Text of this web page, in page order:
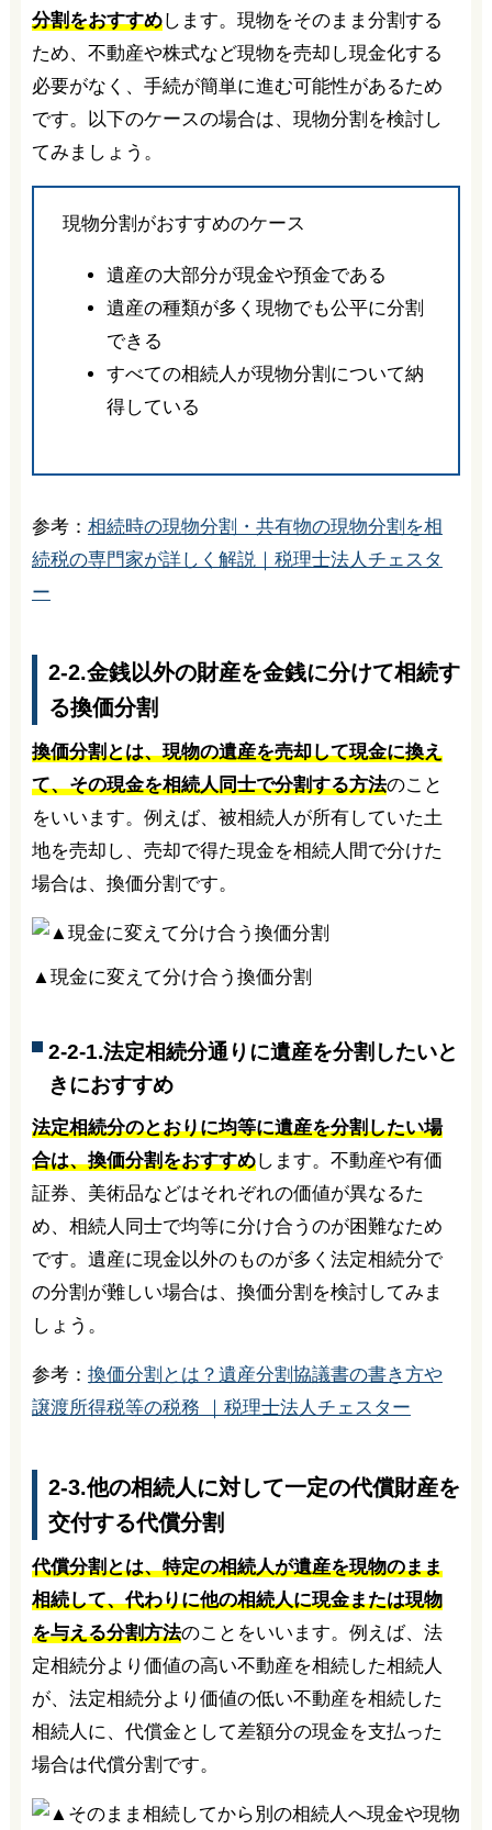
分割をおすすめします。現物をそのまま分割する
ため、不動産や株式など現物を売却し現金化する
必要がなく、手続が簡単に進む可能性があるため
です。以下のケースの場合は、現物分割を検討し
てみましょう。
現物分割がおすすめのケース
遺産の大部分が現金や預金である
遺産の種類が多く現物でも公平に分割
できる
すべての相続人が現物分割について納
得している
参考： 相続時の現物分割・共有物の現物分割を相
続税の専門家が詳しく解説｜税理士法人チェスタ
ー
2-2.金銭以外の財産を金銭に分けて相続す
る換価分割
換価分割とは、現物の遺産を売却して現金に換え
て、その現金を相続人同士で分割する方法のこと
をいいます。例えば、被相続人が所有していた土
地を売却し、売却で得た現金を相続人間で分けた
場合は、換価分割です。
▲現金に変えて分け合う換価分割
2-2-1.法定相続分通りに遺産を分割したいと
きにおすすめ
法定相続分のとおりに均等に遺産を分割したい場
合は、換価分割をおすすめします。不動産や有価
証券、美術品などはそれぞれの価値が異なるた
め、相続人同士で均等に分け合うのが困難なため
です。遺産に現金以外のものが多く法定相続分で
の分割が難しい場合は、換価分割を検討してみま
しょう。
参考： 換価分割とは？遺産分割協議書の書き方や
譲渡所得税等の税務 ｜税理士法人チェスター
2-3.他の相続人に対して一定の代償財産を
交付する代償分割
代償分割とは、特定の相続人が遺産を現物のまま
相続して、代わりに他の相続人に現金または現物
を与える分割方法のことをいいます。例えば、法
定相続分より価値の高い不動産を相続した相続人
が、法定相続分より価値の低い不動産を相続した
相続人に、代償金として差額分の現金を支払った
場合は代償分割です。